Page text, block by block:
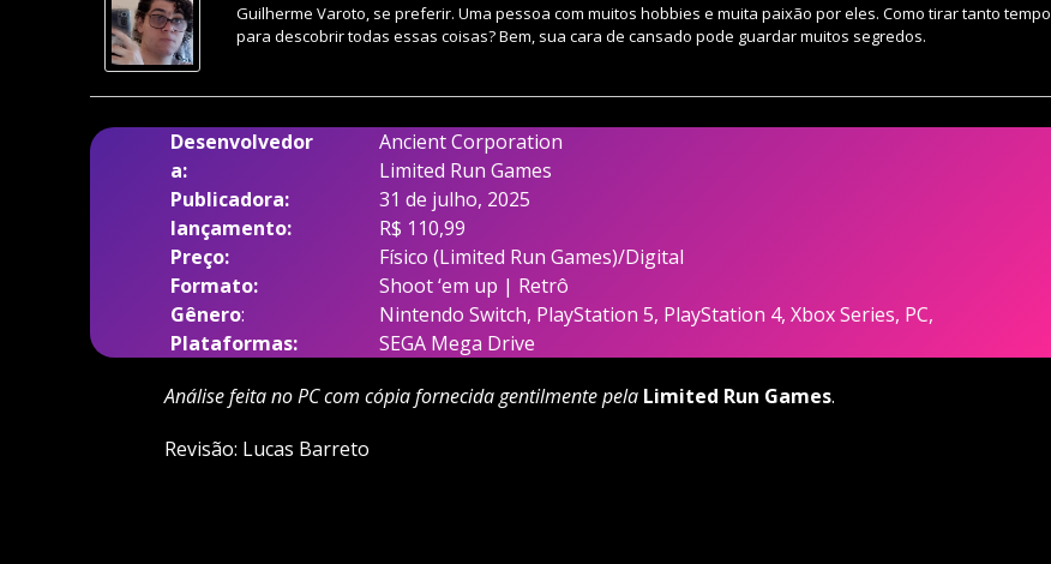
Guilherme Varoto, se preferir. Uma pessoa com muitos hobbies e muita paixão por eles. Como tirar tanto tempo
para descobrir todas essas coisas? Bem, sua cara de cansado pode guardar muitos segredos.
Desenvolvedor
a:
Publicadora:
lançamento:
Preço:
Formato:
Gênero:
Plataformas:
Ancient Corporation
Limited Run Games
31 de julho, 2025
R$ 110,99
Físico (Limited Run Games)/Digital
Shoot ‘em up | Retrô
Nintendo Switch, PlayStation 5, PlayStation 4, Xbox Series, PC,
SEGA Mega Drive
Análise feita no PC com cópia fornecida gentilmente pela Limited Run Games.
Revisão: Lucas Barreto